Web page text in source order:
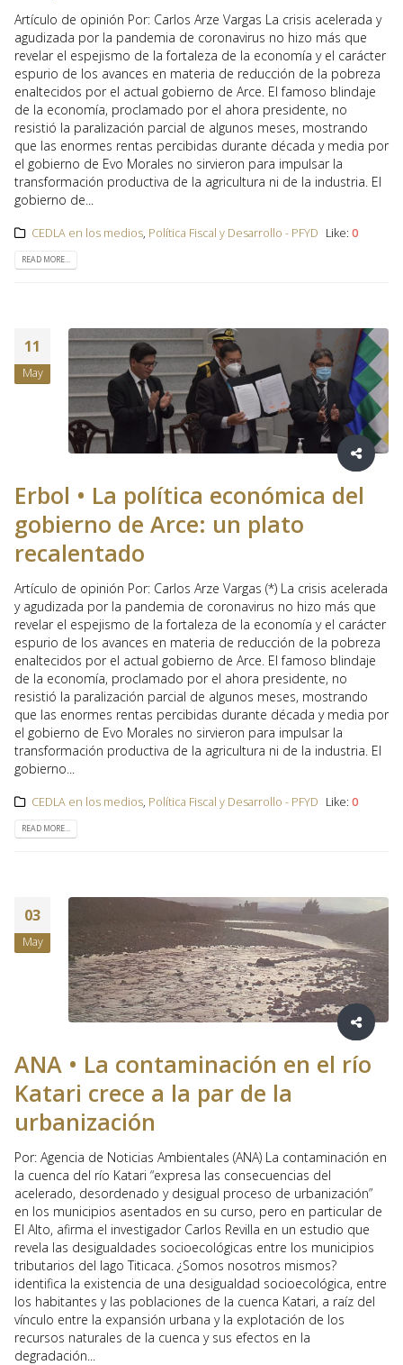
Artículo de opinión Por: Carlos Arze Vargas La crisis acelerada y
agudizada por la pandemia de coronavirus no hizo más que
revelar el espejismo de la fortaleza de la economía y el carácter
espurio de los avances en materia de reducción de la pobreza
enaltecidos por el actual gobierno de Arce. El famoso blindaje
de la economía, proclamado por el ahora presidente, no
resistió la paralización parcial de algunos meses, mostrando
que las enormes rentas percibidas durante década y media por
el gobierno de Evo Morales no sirvieron para impulsar la
transformación productiva de la agricultura ni de la industria. El
gobierno de...
CEDLA en los medios, Política Fiscal y Desarrollo - PFYD Like: 0
READ MORE...
11
May
Erbol • La política económica del
gobierno de Arce: un plato
recalentado
Artículo de opinión Por: Carlos Arze Vargas (*) La crisis acelerada
y agudizada por la pandemia de coronavirus no hizo más que
revelar el espejismo de la fortaleza de la economía y el carácter
espurio de los avances en materia de reducción de la pobreza
enaltecidos por el actual gobierno de Arce. El famoso blindaje
de la economía, proclamado por el ahora presidente, no
resistió la paralización parcial de algunos meses, mostrando
que las enormes rentas percibidas durante década y media por
el gobierno de Evo Morales no sirvieron para impulsar la
transformación productiva de la agricultura ni de la industria. El
gobierno...
CEDLA en los medios, Política Fiscal y Desarrollo - PFYD Like: 0
READ MORE...
03
May
ANA • La contaminación en el río
Katari crece a la par de la
urbanización
Por: Agencia de Noticias Ambientales (ANA) La contaminación en
la cuenca del río Katari “expresa las consecuencias del
acelerado, desordenado y desigual proceso de urbanización”
en los municipios asentados en su curso, pero en particular de
El Alto, afirma el investigador Carlos Revilla en un estudio que
revela las desigualdades socioecológicas entre los municipios
tributarios del lago Titicaca. ¿Somos nosotros mismos?
identifica la existencia de una desigualdad socioecológica, entre
los habitantes y las poblaciones de la cuenca Katari, a raíz del
vínculo entre la expansión urbana y la explotación de los
recursos naturales de la cuenca y sus efectos en la
degradación...